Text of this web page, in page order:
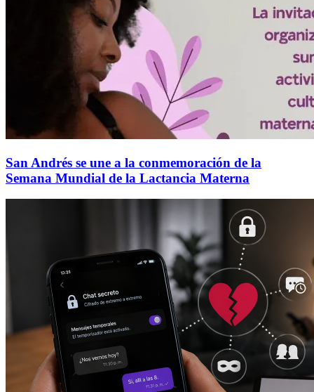
San Andrés se une a la conmemoración de la
Semana Mundial de la Lactancia Materna